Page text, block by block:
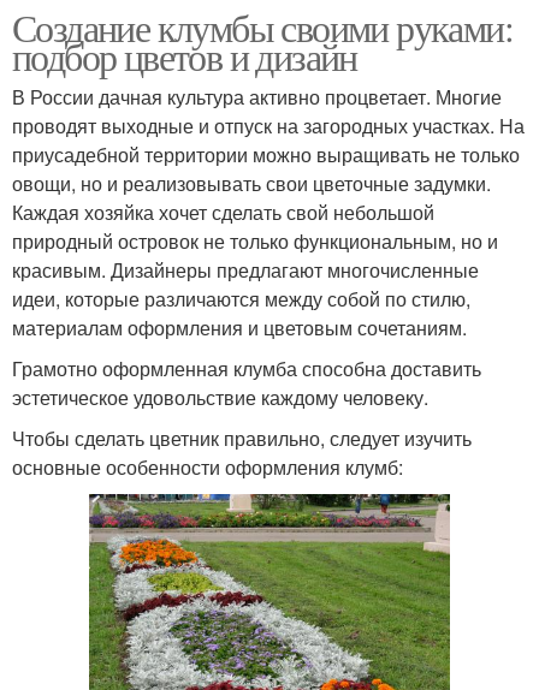
Создание клумбы своими руками:
подбор цветов и дизайн
В России дачная культура активно процветает. Многие
проводят выходные и отпуск на загородных участках. На
приусадебной территории можно выращивать не только
овощи, но и реализовывать свои цветочные задумки.
Каждая хозяйка хочет сделать свой небольшой
природный островок не только функциональным, но и
красивым. Дизайнеры предлагают многочисленные
идеи, которые различаются между собой по стилю,
материалам оформления и цветовым сочетаниям.
Грамотно оформленная клумба способна доставить
эстетическое удовольствие каждому человеку.
Чтобы сделать цветник правильно, следует изучить
основные особенности оформления клумб: